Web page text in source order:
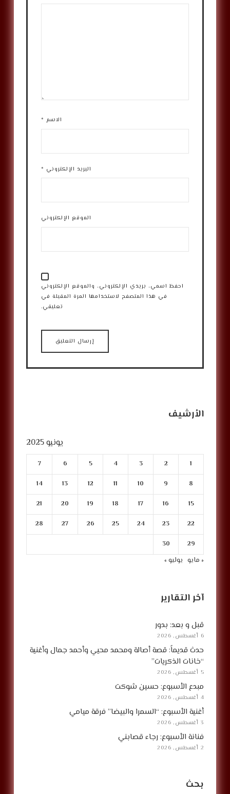
الاسم *
البريد الإلكتروني *
الموقع الإلكتروني
احفظ اسمي، بريدي الإلكتروني، والموقع الإلكتروني
في هذا المتصفح لاستخدامها المرة المقبلة في
تعليقي.
الأرشيف
يونيو 2025
1
2
3
4
5
6
7
8
9
10
11
12
13
14
15
16
17
18
19
20
21
22
23
24
25
26
27
28
29
30
« مايو يوليو »
آخر التقارير
قبل و بعد: بدور
6 أغسطس, 2026
حدث قديماً: قصة أصالة ومحمد محيي وأحمد جمال وأغنية
“خانات الذكريات”
5 أغسطس, 2026
مبدع الأسبوع: حسين شوكت
4 أغسطس, 2026
أغنية الأسبوع: “السمرا والبيضا” فرقة ميامي
3 أغسطس, 2026
فنانة الأسبوع: رجاء قصابني
2 أغسطس, 2026
بحث